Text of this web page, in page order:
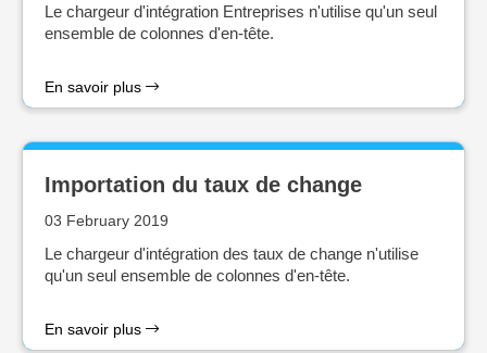
Le chargeur d'intégration Entreprises n'utilise qu'un seul
ensemble de colonnes d'en-tête.
En savoir plus
Importation du taux de change
03 February 2019
Le chargeur d'intégration des taux de change n'utilise
qu'un seul ensemble de colonnes d'en-tête.
En savoir plus